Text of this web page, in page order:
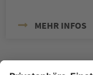
MEHR INFOS